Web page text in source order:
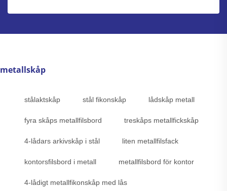
metallskåp
stålaktskåp stål fikonskåp lådskåp metall
fyra skåps metallfilsbord treskåps metallfickskåp
4-lådars arkivskåp i stål liten metallfilsfack
kontorsfilsbord i metall metallfilsbord för kontor
4-lådigt metallfikonskåp med lås